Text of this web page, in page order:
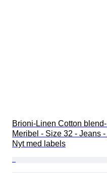
Brioni-Linen Cotton blend-
Meribel - Size 32 - Jeans -
Nyt med labels